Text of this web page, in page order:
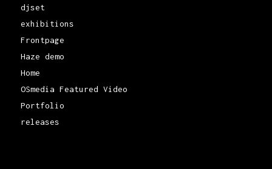
djset
exhibitions
Frontpage
Haze demo
Home
OSmedia Featured Video
Portfolio
releases